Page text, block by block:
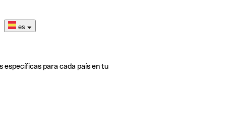
es
específicas para cada país en tu